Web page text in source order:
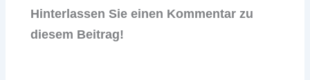
Hinterlassen Sie einen Kommentar zu
diesem Beitrag!